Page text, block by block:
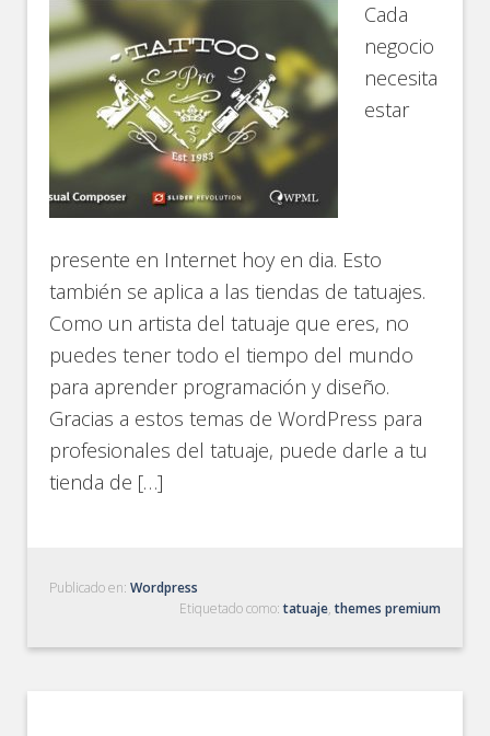
Cada
negocio
necesita
estar
presente en Internet hoy en dia. Esto
también se aplica a las tiendas de tatuajes.
Como un artista del tatuaje que eres, no
puedes tener todo el tiempo del mundo
para aprender programación y diseño.
Gracias a estos temas de WordPress para
profesionales del tatuaje, puede darle a tu
tienda de […]
Publicado en:Wordpress
Etiquetado como: tatuaje, themes premium